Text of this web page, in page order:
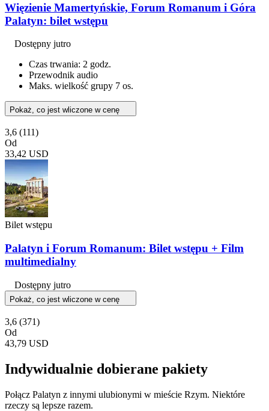
Więzienie Mamertyńskie, Forum Romanum i Góra
Palatyn: bilet wstępu
Dostępny jutro
Czas trwania: 2 godz.
Przewodnik audio
Maks. wielkość grupy 7 os.
Pokaż, co jest wliczone w cenę
3,6 (111)
Od
33,42 USD
Bilet wstępu
Palatyn i Forum Romanum: Bilet wstępu + Film
multimedialny
Dostępny jutro
Pokaż, co jest wliczone w cenę
3,6 (371)
Od
43,79 USD
Indywidualnie dobierane pakiety
Połącz Palatyn z innymi ulubionymi w mieście Rzym. Niektóre
rzeczy są lepsze razem.